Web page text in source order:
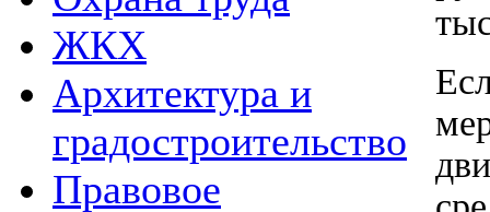
ЖКХ
Архитектура и
градостроительство
Правовое